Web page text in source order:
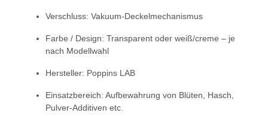
Verschluss: Vakuum-Deckelmechanismus
Farbe / Design: Transparent oder weiß/creme – je
nach Modellwahl
Hersteller: Poppins LAB
Einsatzbereich: Aufbewahrung von Blüten, Hasch,
Pulver-Additiven etc.